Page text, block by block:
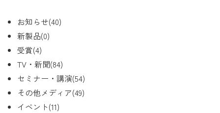
お知らせ(40)
新製品(0)
受賞(4)
TV・新聞(84)
セミナー・講演(54)
その他メディア(49)
イベント(11)